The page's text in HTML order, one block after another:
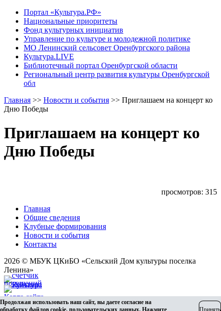
Портал «Культура.РФ»
Национальные приоритеты
Фонд культурных инициатив
Управление по культуре и молодежной политике
МО Ленинский сельсовет Оренбургского района
Культура.LIVE
Библиотечный портал Оренбургской области
Региональный центр развития культуры Оренбургской
обл
Главная >> Новости и события >> Приглашаем на концерт ко
Дню Победы
Приглашаем на концерт ко
Дню Победы
просмотров: 315
Главная
Общие сведения
Клубные формирования
Новости и события
Контакты
2026 © МБУК ЦКиБО «Сельский Дом культуры поселка
Ленина»
Карта сайта
Разработка сайта
Продолжая использовать наш сайт, вы даете согласие на
обработку файлов cookie, пользовательских данных. Нажмите
Принять